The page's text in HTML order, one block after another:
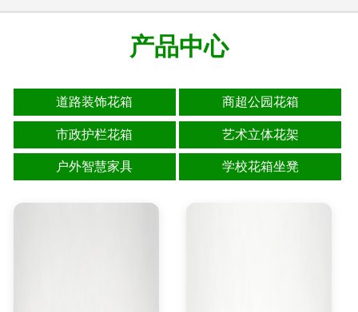
产品中心
道路装饰花箱 商超公园花箱
市政护栏花箱 艺术立体花架
户外智慧家具 学校花箱坐凳